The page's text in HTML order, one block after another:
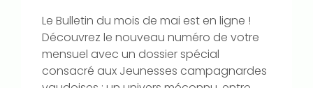
Le Bulletin du mois de mai est en ligne !
Découvrez le nouveau numéro de votre
mensuel avec un dossier spécial
consacré aux Jeunesses campagnardes